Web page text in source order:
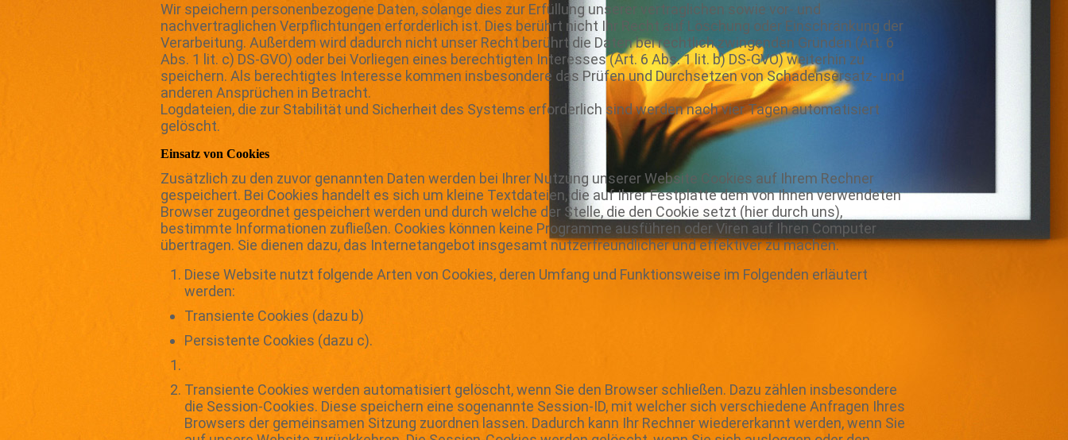
Wir speichern personenbezogene Daten, solange dies zur Erfüllung unserer vertraglichen sowie vor- und
nachvertraglichen Verpflichtungen erforderlich ist. Dies berührt nicht Ihr Recht auf Löschung oder Einschränkung der
Verarbeitung. Außerdem wird dadurch nicht unser Recht berührt die Daten bei rechtlich zwingenden Gründen (Art. 6
Abs. 1 lit. c) DS-GVO) oder bei Vorliegen eines berechtigten Interesses (Art. 6 Abs. 1 lit. b) DS-GVO) weiterhin zu
speichern. Als berechtigtes Interesse kommen insbesondere das Prüfen und Durchsetzen von Schadensersatz- und
anderen Ansprüchen in Betracht.
Logdateien, die zur Stabilität und Sicherheit des Systems erforderlich sind werden nach vier Tagen automatisiert
gelöscht.
Einsatz von Cookies
Zusätzlich zu den zuvor genannten Daten werden bei Ihrer Nutzung unserer Website Cookies auf Ihrem Rechner
gespeichert. Bei Cookies handelt es sich um kleine Textdateien, die auf Ihrer Festplatte dem von Ihnen verwendeten
Browser zugeordnet gespeichert werden und durch welche der Stelle, die den Cookie setzt (hier durch uns),
bestimmte Informationen zufließen. Cookies können keine Programme ausführen oder Viren auf Ihren Computer
übertragen. Sie dienen dazu, das Internetangebot insgesamt nutzerfreundlicher und effektiver zu machen.
Diese Website nutzt folgende Arten von Cookies, deren Umfang und Funktionsweise im Folgenden erläutert
werden:
Transiente Cookies (dazu b)
Persistente Cookies (dazu c).
Transiente Cookies werden automatisiert gelöscht, wenn Sie den Browser schließen. Dazu zählen insbesondere
die Session-Cookies. Diese speichern eine sogenannte Session-ID, mit welcher sich verschiedene Anfragen Ihres
Browsers der gemeinsamen Sitzung zuordnen lassen. Dadurch kann Ihr Rechner wiedererkannt werden, wenn Sie